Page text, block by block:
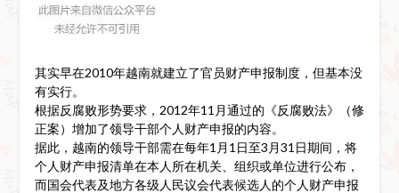
其实早在2010年越南就建立了官员财产申报制度，但基本没
有实行。
根据反腐败形势要求，2012年11月通过的《反腐败法》（修
正案）增加了领导干部个人财产申报的内容。
据此，越南的领导干部需在每年1月1日至3月31日期间，将
个人财产申报清单在本人所在机关、组织或单位进行公布，
而国会代表及地方各级人民议会代表候选人的个人财产申报